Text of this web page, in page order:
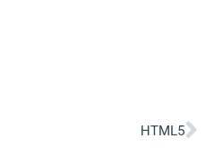
HTML5